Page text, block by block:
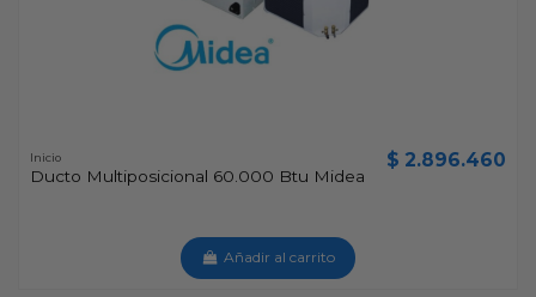
Inicio
Ducto Multiposicional 60.000 Btu Midea
$ 2.896.460
Añadir al carrito